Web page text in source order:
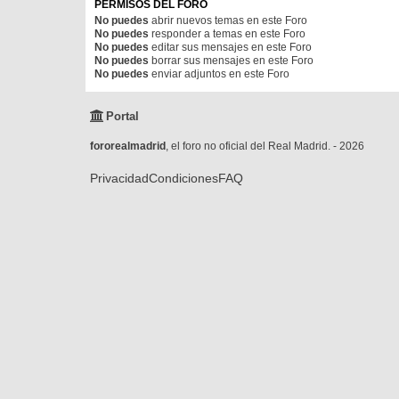
PERMISOS DEL FORO
No puedes abrir nuevos temas en este Foro
No puedes responder a temas en este Foro
No puedes editar sus mensajes en este Foro
No puedes borrar sus mensajes en este Foro
No puedes enviar adjuntos en este Foro
Portal
fororealmadrid , el foro no oficial del Real Madrid. - 2026
PrivacidadCondicionesFAQ